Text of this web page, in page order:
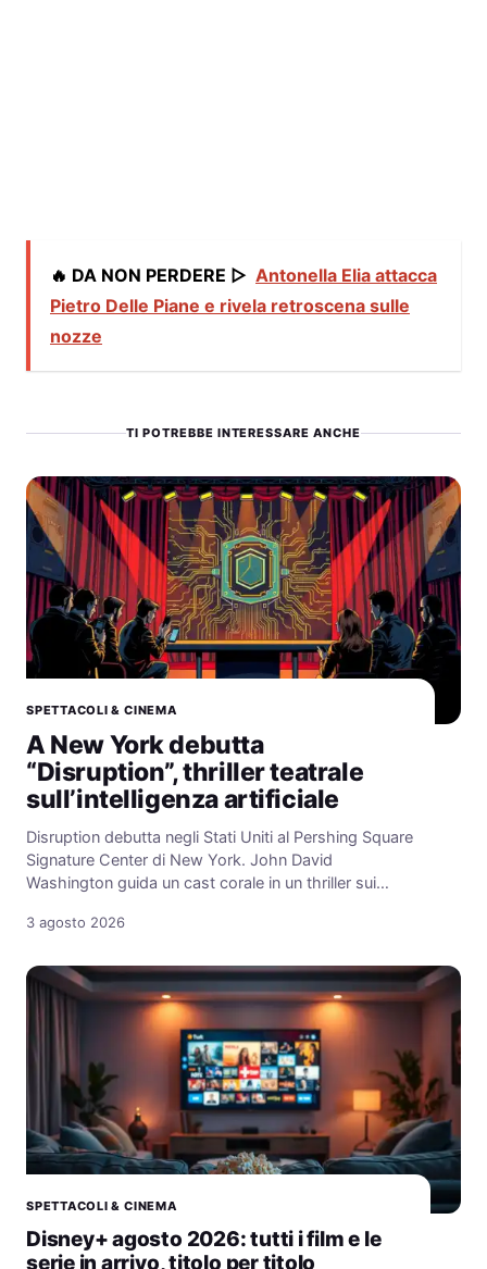
🔥 DA NON PERDERE ▷ Antonella Elia attacca
Pietro Delle Piane e rivela retroscena sulle
nozze
TI POTREBBE INTERESSARE ANCHE
SPETTACOLI & CINEMA
A New York debutta
“Disruption”, thriller teatrale
sull’intelligenza artificiale
Disruption debutta negli Stati Uniti al Pershing Square
Signature Center di New York. John David
Washington guida un cast corale in un thriller sui…
3 agosto 2026
SPETTACOLI & CINEMA
Disney+ agosto 2026: tutti i film e le
serie in arrivo, titolo per titolo